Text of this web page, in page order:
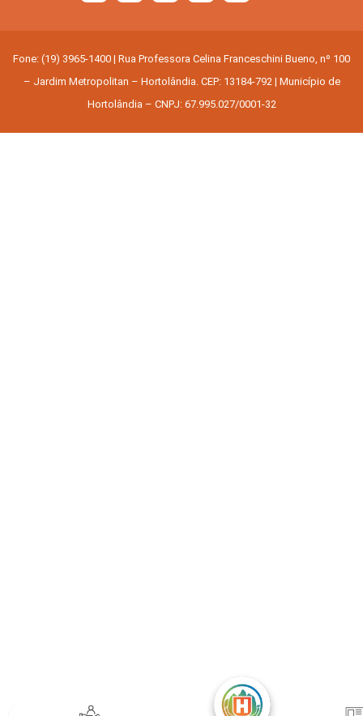
Fone: (19) 3965-1400 | Rua Professora Celina Franceschini Bueno, nº 100
– Jardim Metropolitan – Hortolândia. CEP: 13184-792 | Município de
Hortolândia – CNPJ: 67.995.027/0001-32